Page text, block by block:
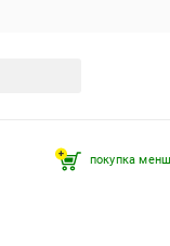
покупка